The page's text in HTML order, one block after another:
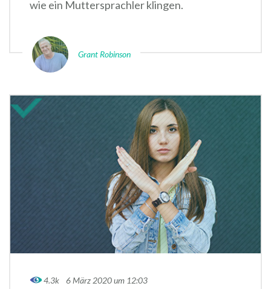
wie ein Muttersprachler klingen.
Grant Robinson
4.3k 6 März 2020 um 12:03